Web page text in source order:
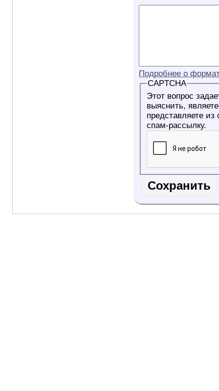
Подробнее о
CAPTCHA
Этот вопрос
выяснить, являетесь ли Вы
представляете
спам-рассылку.